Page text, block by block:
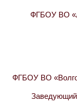
ФГБОУ ВО
ФГБОУ ВО